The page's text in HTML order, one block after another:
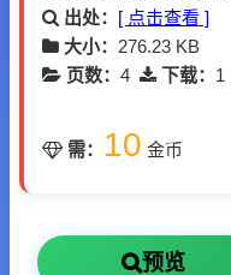
出处： [ 点击查看 ]
大小： 276.23 KB
页数： 4 下载： 1
需： 10 金币
预览